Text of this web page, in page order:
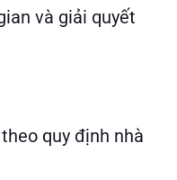
và giải quyết
quy định nhà